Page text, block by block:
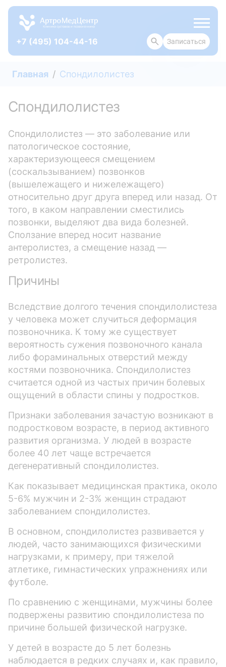
+7 (495) 104-44-16 Записаться
Главная
Спондилолистез
Спондилолистез
Спондилолистез — это заболевание или
патологическое состояние,
характеризующееся смещением
(соскальзыванием) позвонков
(вышележащего и нижележащего)
относительно друг друга вперед или назад. От
того, в каком направлении сместились
позвонки, выделяют два вида болезней.
Сползание вперед носит название
антеролистез, а смещение назад —
ретролистез.
Причины
Вследствие долгого течения спондилолистеза
у человека может случиться деформация
позвоночника. К тому же существует
вероятность сужения позвоночного канала
либо фораминальных отверстий между
костями позвоночника. Спондилолистез
считается одной из частых причин болевых
ощущений в области спины у подростков.
Признаки заболевания зачастую возникают в
подростковом возрасте, в период активного
развития организма. У людей в возрасте
более 40 лет чаще встречается
дегенеративный спондилолистез.
Как показывает медицинская практика, около
5-6% мужчин и 2-3% женщин страдают
заболеванием спондилолистез.
В основном, спондилолистез развивается у
людей, часто занимающихся физическими
нагрузками, к примеру, при тяжелой
атлетике, гимнастических упражнениях или
футболе.
По сравнению с женщинами, мужчины более
подвержены развитию спондилолистеза по
причине большей физической нагрузке.
У детей в возрасте до 5 лет болезнь
наблюдается в редких случаях и, как правило,